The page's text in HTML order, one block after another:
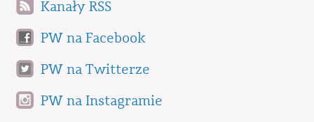
Kanały RSS
PW na Facebook
PW na Twitterze
PW na Instagramie